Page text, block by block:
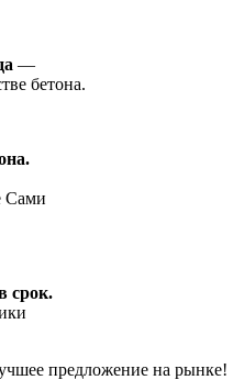
—
бетона.
Сами
срок.
предложение на рынке!